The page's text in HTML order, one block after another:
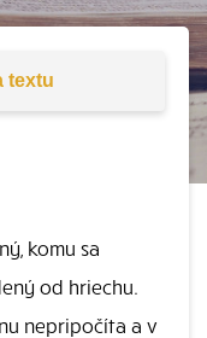
textu
komu sa
od hriechu.
nepripočíta a v